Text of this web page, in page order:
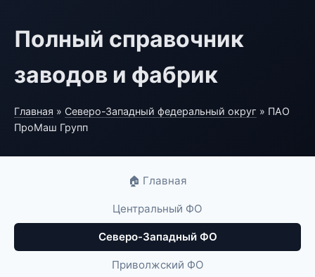
Полный справочник
заводов и фабрик
Главная » Северо-Западный федеральный округ » ПАО
ПроМаш Групп
🏠 Главная
Центральный ФО
Северо-Западный ФО
Приволжский ФО